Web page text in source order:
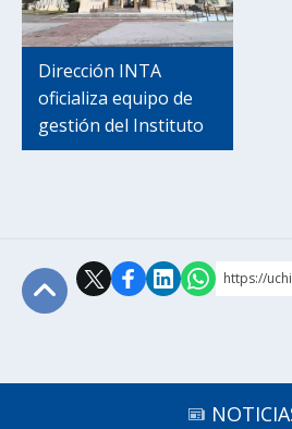
Dirección INTA
oficializa equipo de
gestión del Instituto
https://